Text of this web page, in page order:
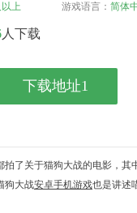
上 游戏语言： 简体
人下载
下载地址1
了关于猫狗大战的电影，
狗大战安卓手机游戏也是讲述